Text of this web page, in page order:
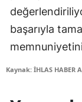
başarıyla
Kaynak: İHLAS HABER